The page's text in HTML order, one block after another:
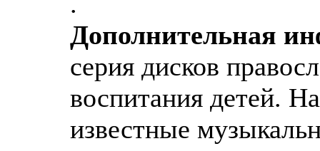
Дополнительная
серия дисков
воспитания детей.
известные